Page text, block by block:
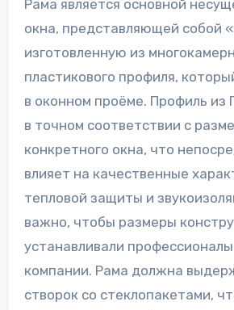
Рама является основной
окна, представляющей собой
изготовленную из
пластикового профиля,
в оконном проёме. Профиль из
в точном соответствии с
конкретного окна, что
влияет на качественные
тепловой защиты и
важно, чтобы размеры
устанавливали
компании. Рама должна
створок со стеклопакетами,